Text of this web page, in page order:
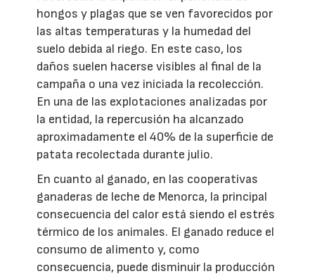
hongos y plagas que se ven favorecidos por
las altas temperaturas y la humedad del
suelo debida al riego. En este caso, los
daños suelen hacerse visibles al final de la
campaña o una vez iniciada la recolección.
En una de las explotaciones analizadas por
la entidad, la repercusión ha alcanzado
aproximadamente el 40% de la superficie de
patata recolectada durante julio.
En cuanto al ganado, en las cooperativas
ganaderas de leche de Menorca, la principal
consecuencia del calor está siendo el estrés
térmico de los animales. El ganado reduce el
consumo de alimento y, como
consecuencia, puede disminuir la producción